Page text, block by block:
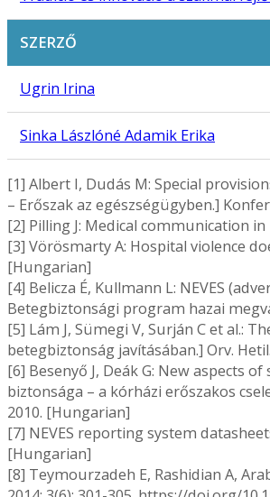
SZERZŐ
Ugrin Irina
Sinka Lászlóné Adamik Erika
[1] Albert I, Dudás M: Special
– Erőszak az egészségügyben.]
[2] Pilling J: Medical communication
[3] Vörösmarty A: Hospital violence
[Hungarian]
[4] Belicza É, Kullmann L: NEVES
Betegbiztonsági program hazai
[5] Lám J, Sümegi V, Surján C et al.:
betegbiztonság javításában.] Orv.
[6] Besenyő J, Deák G: New aspects
biztonsága – a kórházi erőszakos
2010. [Hungarian]
[7] NEVES reporting system
[Hungarian]
[8] Teymourzadeh E, Rashidian A,